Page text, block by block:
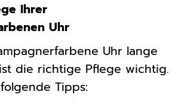
Ihrer
Uhr
Uhr lange
die richtige Pflege wichtig.
Tipps: